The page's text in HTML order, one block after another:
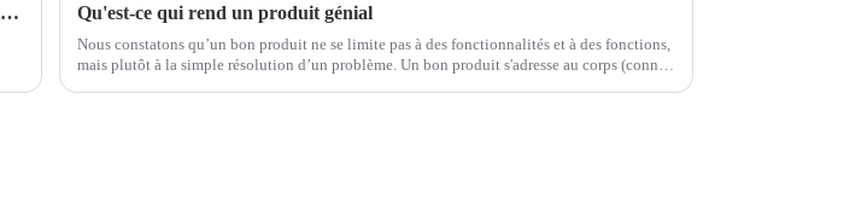
Agent d'approvisionnement 101 : qui sont-ils ? Comment ils travaillent? Comment facturent-ils ? Qu'est-ce qui rend un produit génial
Nous constatons qu’un bon produit ne se limite pas à des fonctionnalités et à des fonctions,
mais plutôt à la simple résolution d’un problème. Un bon produit s'adresse au corps (connaît